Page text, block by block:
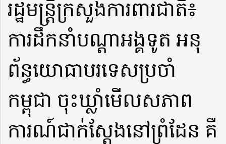
រដ្ឋមន្រ្តីក្រសួងការពារជាតិ៖
ការដឹកនាំបណ្តាអង្គទូត អនុ
ព័ន្ធយោធាបរទេសប្រចាំ
កម្ពុជា ចុះឃ្លាំមើលសភាព
ការណ៍ជាក់ស្តែងនៅព្រំដែន គឺ